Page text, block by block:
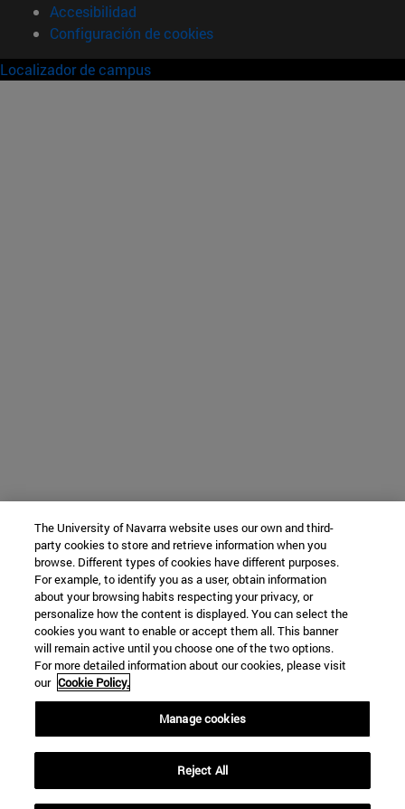
Accesibilidad
Configuración de cookies
Localizador de campus
The University of Navarra website uses our own and third-
party cookies to store and retrieve information when you
browse. Different types of cookies have different purposes.
For example, to identify you as a user, obtain information
about your browsing habits respecting your privacy, or
personalize how the content is displayed. You can select the
cookies you want to enable or accept them all. This banner
will remain active until you choose one of the two options.
For more detailed information about our cookies, please visit
our Cookie Policy.
Manage cookies
Reject All